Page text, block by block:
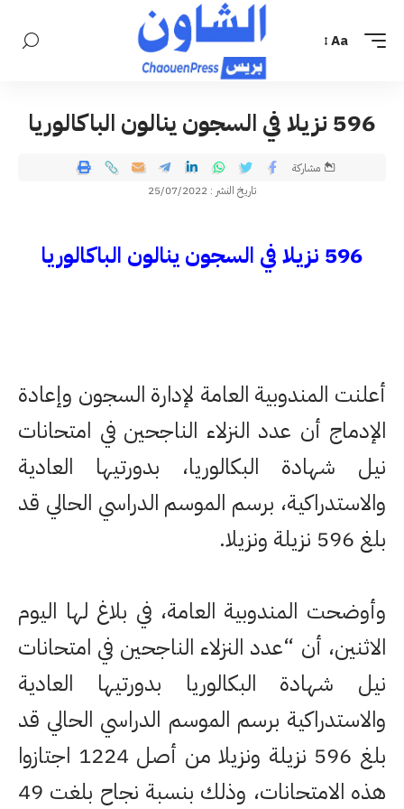
Aa
596 نزيلا في السجون ينالون الباكالوريا
تاريخ النشر : 25/07/2022
مشاركة
596 نزيلا في السجون ينالون الباكالوريا
أعلنت المندوبية العامة لإدارة السجون وإعادة
الإدماج أن عدد النزلاء الناجحين في امتحانات
نيل شهادة البكالوريا، بدورتيها العادية
والاستدراكية، برسم الموسم الدراسي الحالي قد
بلغ 596 نزيلة ونزيلا.
وأوضحت المندوبية العامة، في بلاغ لها اليوم
الاثنين، أن “عدد النزلاء الناجحين في امتحانات
نيل شهادة البكالوريا بدورتيها العادية
والاستدراكية برسم الموسم الدراسي الحالي قد
بلغ 596 نزيلة ونزيلا من أصل 1224 اجتازوا
هذه الامتحانات، وذلك بنسبة نجاح بلغت 49